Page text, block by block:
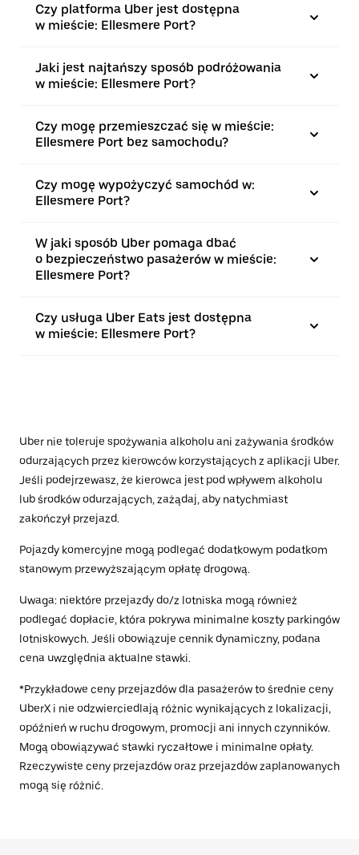
Czy platforma Uber jest dostępna
w mieście: Ellesmere Port?
Jaki jest najtańszy sposób podróżowania
w mieście: Ellesmere Port?
Czy mogę przemieszczać się w mieście:
Ellesmere Port bez samochodu?
Czy mogę wypożyczyć samochód w:
Ellesmere Port?
W jaki sposób Uber pomaga dbać
o bezpieczeństwo pasażerów w mieście:
Ellesmere Port?
Czy usługa Uber Eats jest dostępna
w mieście: Ellesmere Port?
Uber nie toleruje spożywania alkoholu ani zażywania środków
odurzających przez kierowców korzystających z aplikacji Uber.
Jeśli podejrzewasz, że kierowca jest pod wpływem alkoholu
lub środków odurzających, zażądaj, aby natychmiast
zakończył przejazd.
Pojazdy komercyjne mogą podlegać dodatkowym podatkom
stanowym przewyższającym opłatę drogową.
Uwaga: niektóre przejazdy do/z lotniska mogą również
podlegać dopłacie, która pokrywa minimalne koszty parkingów
lotniskowych. Jeśli obowiązuje cennik dynamiczny, podana
cena uwzględnia aktualne stawki.
*Przykładowe ceny przejazdów dla pasażerów to średnie ceny
UberX i nie odzwierciedlają różnic wynikających z lokalizacji,
opóźnień w ruchu drogowym, promocji ani innych czynników.
Mogą obowiązywać stawki ryczałtowe i minimalne opłaty.
Rzeczywiste ceny przejazdów oraz przejazdów zaplanowanych
mogą się różnić.